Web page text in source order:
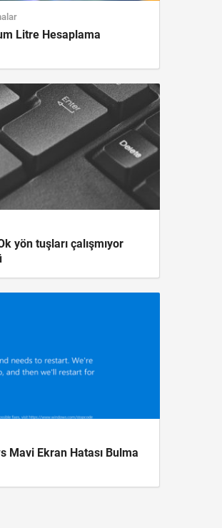
Litre Hesaplama
yön tuşları çalışmıyor
Mavi Ekran Hatası Bulma